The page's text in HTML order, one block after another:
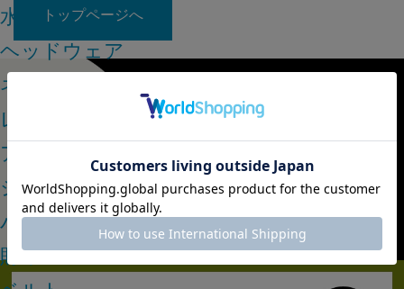
水着
ヘッドウェア
ネックウェア
レッグウェア
アンダーウェア
シューズ
バッグ
財布
トップページへ